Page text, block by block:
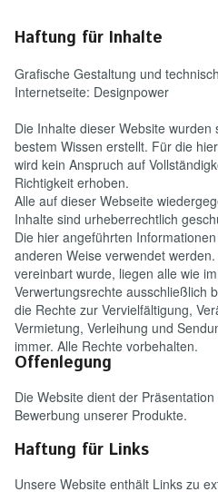
Haftung für Inhalte
Grafische Gestaltung und
Internetseite: Designpower
Die Inhalte dieser Website
bestem Wissen erstellt. Für die
wird kein Anspruch auf
Richtigkeit erhoben.
Alle auf dieser Webseite
Inhalte sind urheberrechtlich
Die hier angeführten
anderen Weise verwendet
vereinbart wurde, liegen alle wie
Verwertungsrechte ausschließlich
die Rechte zur Vervielfältigung,
Vermietung, Verleihung und
immer. Alle Rechte vorbehalten.
Offenlegung
Die Website dient der
Bewerbung unserer Produkte.
Haftung für Links
Unsere Website enthält Links zu